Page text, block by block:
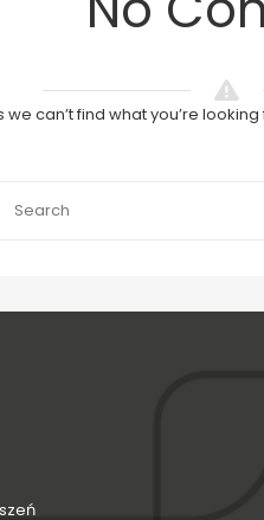
we can’t find what you’re